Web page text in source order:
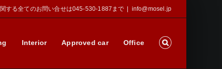
する全てのお問い合せは045-530-1887まで info@mosel.jp
Interior Approved car Office